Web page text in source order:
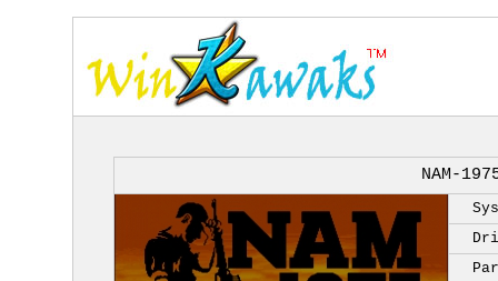
NAM-